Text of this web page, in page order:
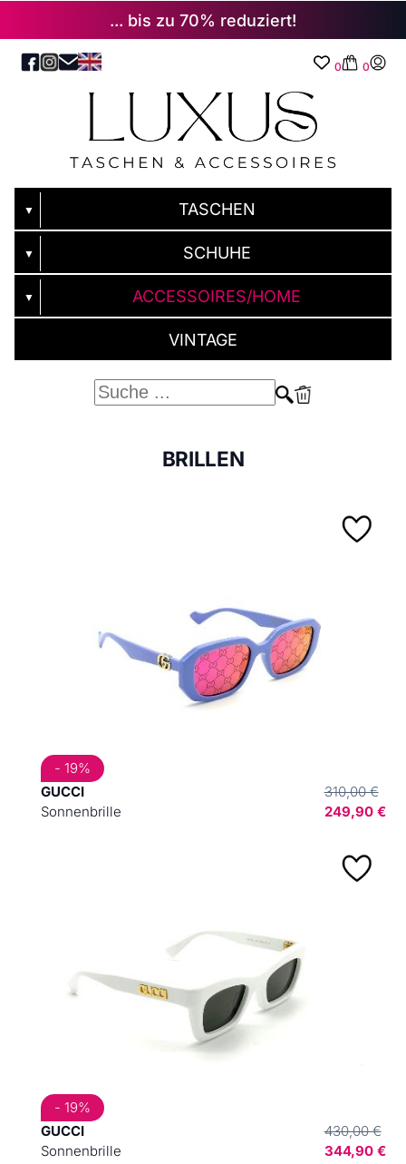
... bis zu 70% reduziert!
0 0
▼ TASCHEN
▼ SCHUHE
▼ ACCESSOIRES/HOME
VINTAGE
BRILLEN
GUCCI
Sonnenbrille
310,00 €
249,90 €
- 19%
GUCCI
Sonnenbrille
430,00 €
344,90 €
- 19%